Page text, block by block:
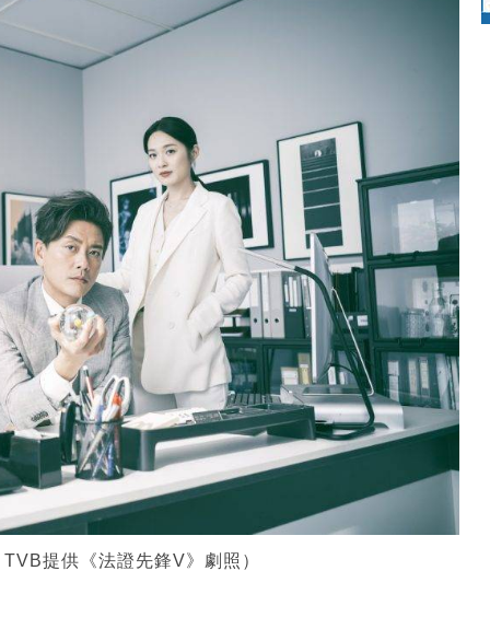
提供《法證先鋒V》劇照）